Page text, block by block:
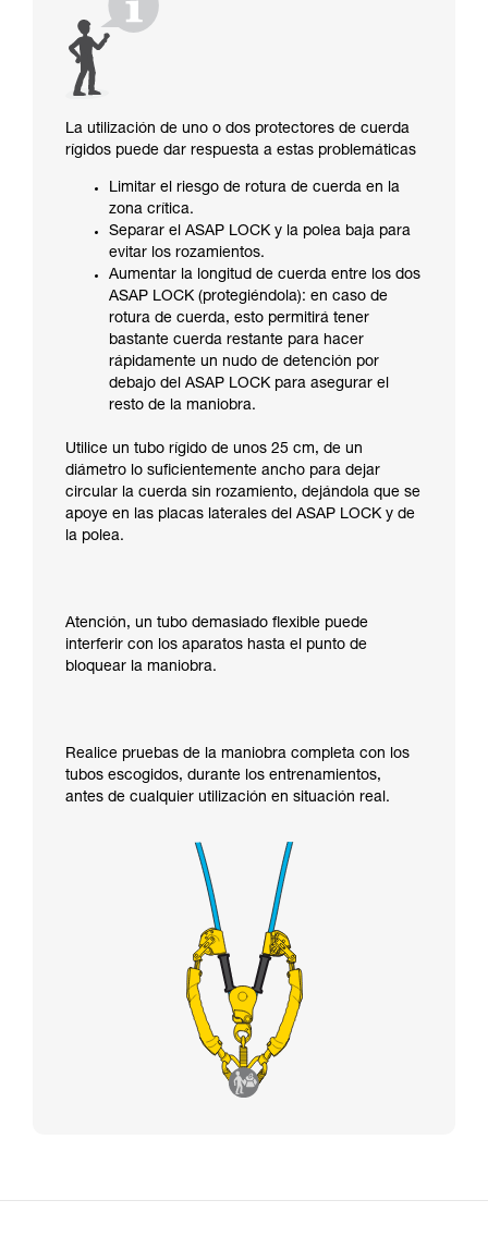
La utilización de uno o dos protectores de cuerda
rígidos puede dar respuesta a estas problemáticas
Limitar el riesgo de rotura de cuerda en la
zona crítica.
Separar el ASAP LOCK y la polea baja para
evitar los rozamientos.
Aumentar la longitud de cuerda entre los dos
ASAP LOCK (protegiéndola): en caso de
rotura de cuerda, esto permitirá tener
bastante cuerda restante para hacer
rápidamente un nudo de detención por
debajo del ASAP LOCK para asegurar el
resto de la maniobra.
Utilice un tubo rígido de unos 25 cm, de un
diámetro lo suficientemente ancho para dejar
circular la cuerda sin rozamiento, dejándola que se
apoye en las placas laterales del ASAP LOCK y de
la polea.
Atención, un tubo demasiado flexible puede
interferir con los aparatos hasta el punto de
bloquear la maniobra.
Realice pruebas de la maniobra completa con los
tubos escogidos, durante los entrenamientos,
antes de cualquier utilización en situación real.